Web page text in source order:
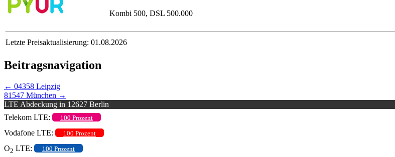
Kombi 500, DSL 500.000
Letzte Preisaktualisierung: 01.08.2026
Beitragsnavigation
← 04358 Leipzig
81547 München →
LTE Abdeckung in 12627 Berlin
Telekom LTE:
100 Prozent
Vodafone LTE: 100 Prozent
O2 LTE: 100 Prozent